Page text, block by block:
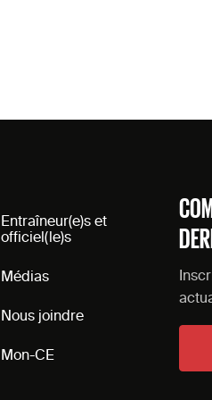
Entraîneur(e)s et
officiel(le)s
Médias
Nous joindre
Mon-CE